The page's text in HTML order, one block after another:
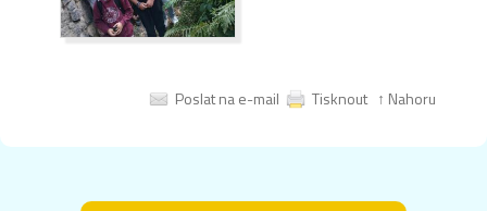
Poslat na e-mail Tisknout ↑ Nahoru